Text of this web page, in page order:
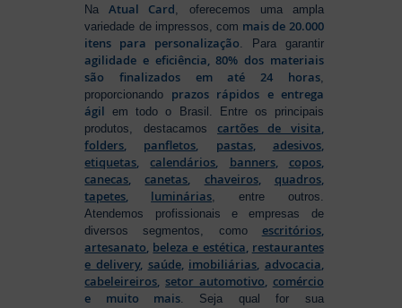
NaAtual Card, oferecemos uma ampla
variedade de impressos, com mais de 20.000
itens para personalização. Para garantir
agilidade e eficiência, 80% dos materiais
são finalizados em até 24 horas,
proporcionando prazos rápidos e entrega
ágil em todo o Brasil. Entre os principais
produtos, destacamos cartões de visita,
folders, panfletos, pastas, adesivos,
etiquetas,calendários, banners, copos,
canecas,canetas, chaveiros, quadros,
tapetes, luminárias, entre outros.
Atendemos profissionais e empresas de
diversos segmentos, como escritórios,
artesanato, beleza e estética, restaurantes
e delivery, saúde, imobiliárias, advocacia,
cabeleireiros, setor automotivo, comércio
e muito mais. Seja qual for sua